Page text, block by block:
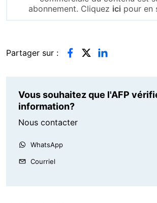
abonnement. Cliquez ici pour en
Partager sur :
Vous souhaitez que l'AFP
information?
Nous contacter
WhatsApp
Courriel